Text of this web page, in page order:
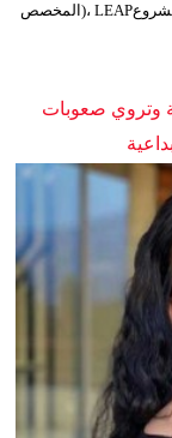
المشاريع قيد التنفيذ، وجرى التركيز بشكل خاص على مشروعLEAP ،(المخصص
وتروي صعوبات